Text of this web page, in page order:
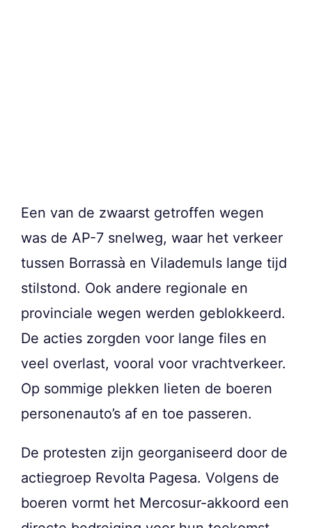
Een van de zwaarst getroffen wegen
was de AP-7 snelweg, waar het verkeer
tussen Borrassà en Vilademuls lange tijd
stilstond. Ook andere regionale en
provinciale wegen werden geblokkeerd.
De acties zorgden voor lange files en
veel overlast, vooral voor vrachtverkeer.
Op sommige plekken lieten de boeren
personenauto’s af en toe passeren.
De protesten zijn georganiseerd door de
actiegroep Revolta Pagesa. Volgens de
boeren vormt het Mercosur-akkoord een